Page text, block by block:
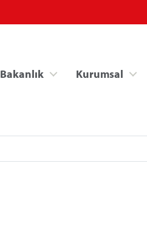
Bakanlık Kurumsal